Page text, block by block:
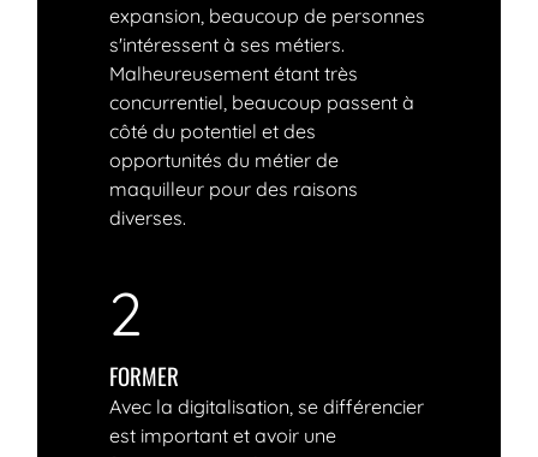
expansion, beaucoup de personnes
s'intéressent à ses métiers.
Malheureusement étant très
concurrentiel, beaucoup passent à
côté du potentiel et des
opportunités du métier de
maquilleur pour des raisons
diverses.
2
FORMER
Avec la digitalisation, se différencier
est important et avoir une